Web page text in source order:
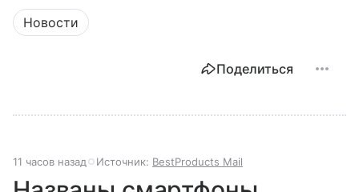
Новости
Поделиться
11 часов назад Источник: BestProducts Mail